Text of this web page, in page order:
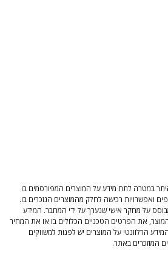
במטרה לתת מידע על המוצרים המפורסמים בו
ואפשרויות רכישה לחלק מהמוצרים הנזכרים בו.
על מחקר אישי שנערך על ידי המחבר. המידע
את הפרטים הטכניים הכלולים בו או את המחיר
הרלוונטי על המוצרים יש לפנות למשווקים
המוזכרים באתר.